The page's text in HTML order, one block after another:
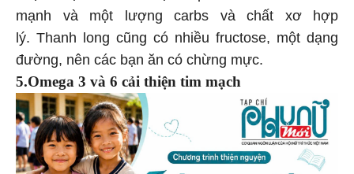
mạnh và một lượng carbs và chất xơ hợp
lý. Thanh long cũng có nhiều fructose, một dạng
đường, nên các bạn ăn có chừng mực.
5.Omega 3 và 6 cải thiện tim mạch